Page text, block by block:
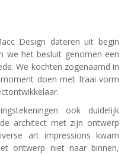
Design dateren uit begin
we het besluit genomen een
We kochten zogenaamd in
doen met fraai vorm
ook duidelijk
architect met zijn ontwerp
art impressions kwam
ontwerp niet naar binnen,